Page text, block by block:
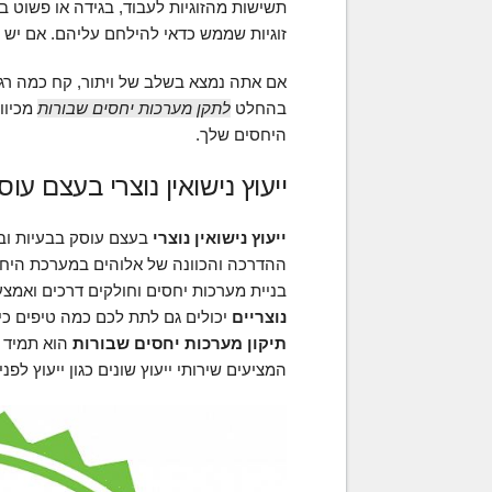
תשישות מהזוגיות לעבוד, בגידה או
זוגיות שממש כדאי להילחם עליהם. אם
אם אתה נמצא בשלב של ויתור, קח כמה
בהחלט לתקן מערכות יחסים שבורות
היחסים שלך.
ייעוץ נישואין נוצרי בעצם
ייעוץ נישואין נוצרי בעצם עוסק בבעיות
ההדרכה והכוונה של אלוהים במערכת
בניית מערכות יחסים וחולקים דרכים
נוצריים יכולים גם לתת לכם כמה טיפים
תיקון מערכות יחסים שבורות הוא
המציעים שירותי ייעוץ שונים כגון ייעוץ